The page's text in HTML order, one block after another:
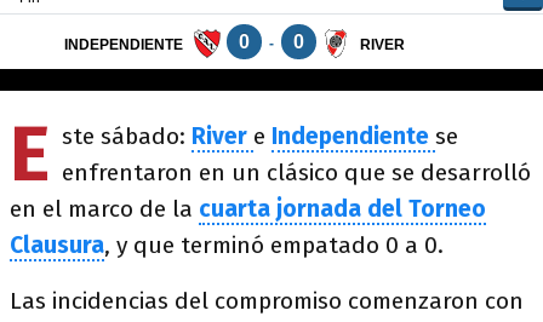
E ste sábado: River e Independiente se
enfrentaron en un clásico que se desarrolló
en el marco de la cuarta jornada del Torneo
Clausura, y que terminó empatado 0 a 0.
Las incidencias del compromiso comenzaron con